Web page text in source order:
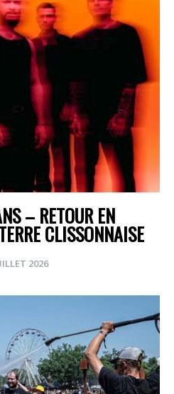
– RETOUR EN
CLISSONNAISE
2026